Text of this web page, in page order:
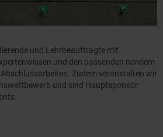
und Lehrbeauftragte mit
und den passenden norelem
Zudem veranstalten wir
und sind Hauptsponsor